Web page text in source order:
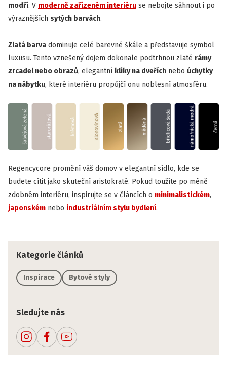
modří. V moderně zařízeném interiéru se nebojte sáhnout i po
výraznějších sytých barvách.
Zlatá barva dominuje celé barevné škále a představuje symbol
luxusu. Tento vznešený dojem dokonale podtrhnou zlaté rámy
zrcadel nebo obrazů, elegantní kliky na dveřích nebo úchytky
na nábytku, které interiéru propůjčí onu noblesní atmosféru.
Regencycore promění váš domov v elegantní sídlo, kde se
budete cítit jako skuteční aristokraté. Pokud toužíte po méně
zdobném interiéru, inspirujte se v článcích o minimalistickém,
japonském nebo industriálním stylu bydlení.
Kategorie článků
Inspirace Bytové styly
Sledujte nás